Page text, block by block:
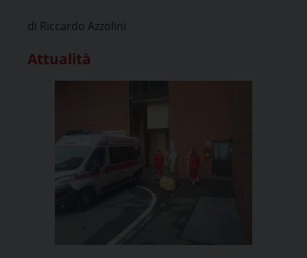
di Riccardo Azzolini
Attualità